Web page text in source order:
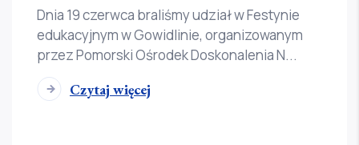
Dnia 19 czerwca braliśmy udział w Festynie
edukacyjnym w Gowidlinie, organizowanym
przez Pomorski Ośrodek Doskonalenia N...
Czytaj więcej